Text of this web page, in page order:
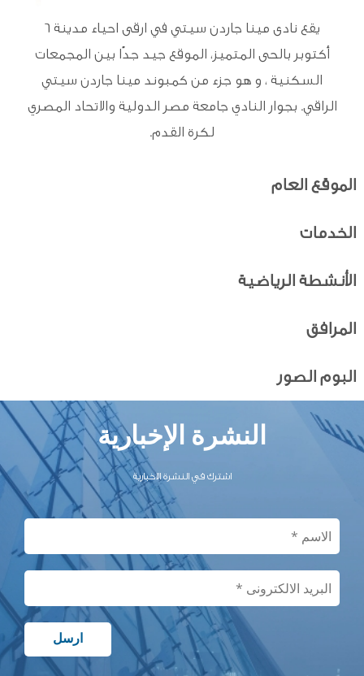
يقع نادى مينا جاردن سيتي في ارقى احياء مدينة 6
أكتوبر بالحى المتميز، الموقع جيد جدًا بين المجمعات
السكنية ، و هو جزء من كمبوند مينا جاردن سيتي
الراقي. بجوار النادي جامعة مصر الدولية والاتحاد المصري
لكرة القدم.
الموقع العام
الخدمات
الأنشطة الرياضية
المرافق
البوم الصور
النشرة الإخبارية
اشترك في النشرة الاخبارية